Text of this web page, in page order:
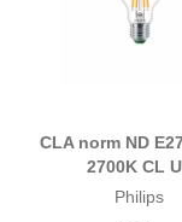
CLA norm ND
2700K CL
Philips